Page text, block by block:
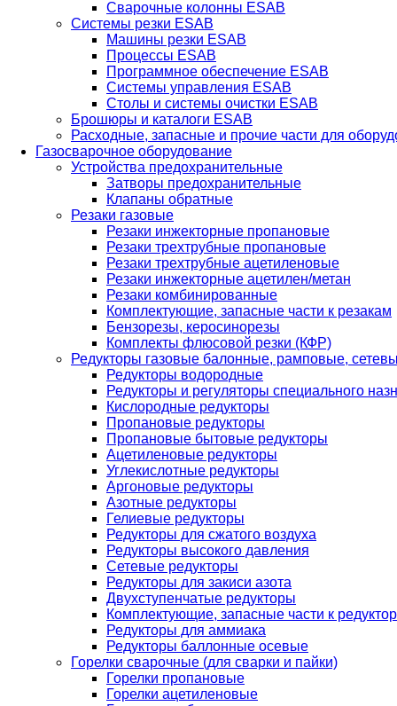
Сварочные колонны ESAB
Системы резки ESAB
Машины резки ESAB
Процессы ESAB
Программное обеспечение ESAB
Системы управления ESAB
Столы и системы очистки ESAB
Брошюры и каталоги ESAB
Расходные, запасные и прочие части для
Газосварочное оборудование
Устройства предохранительные
Затворы предохранительные
Клапаны обратные
Резаки газовые
Резаки инжекторные пропановые
Резаки трехтрубные пропановые
Резаки трехтрубные ацетиленовые
Резаки инжекторные ацетилен/метан
Резаки комбинированные
Комплектующие, запасные части к резакам
Бензорезы, керосинорезы
Комплекты флюсовой резки (КФР)
Редукторы газовые балонные, рамповые,
Редукторы водородные
Редукторы и регуляторы специального
Кислородные редукторы
Пропановые редукторы
Пропановые бытовые редукторы
Ацетиленовые редукторы
Углекислотные редукторы
Аргоновые редукторы
Азотные редукторы
Гелиевые редукторы
Редукторы для сжатого воздуха
Редукторы высокого давления
Сетевые редукторы
Редукторы для закиси азота
Двухступенчатые редукторы
Комплектующие, запасные части к
Редукторы для аммиака
Редукторы баллонные осевые
Горелки сварочные (для сварки и пайки)
Горелки пропановые
Горелки ацетиленовые